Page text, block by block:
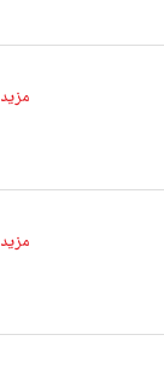
مزید
مزید